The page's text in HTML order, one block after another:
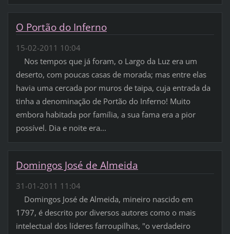
O Portão do Inferno
15-02-2011 10:04
Nos tempos que já foram, o Largo da Luz era um
deserto, com poucas casas de morada; mas entre elas
havia uma cercada por muros de taipa, cuja entrada da
tinha a denominação de Portão do Inferno! Muito
embora habitada por família, a sua fama era a pior
possível. Dia e noite era...
Domingos José de Almeida
31-01-2011 11:04
Domingos José de Almeida, mineiro nascido em
1797, é descrito por diversos autores como o mais
intelectual dos líderes farroupilhas, "o verdadeiro